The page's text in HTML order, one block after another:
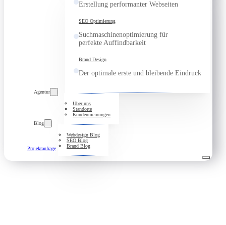
Erstellung performanter Webseiten
SEO Optimierung
Suchmaschinenoptimierung für
perfekte Auffindbarkeit
Brand Design
Der optimale erste und bleibende Eindruck
Agentur
Über uns
Standorte
Kundenmeinungen
Blog
Webdesign Blog
SEO Blog
Brand Blog
Projektanfrage